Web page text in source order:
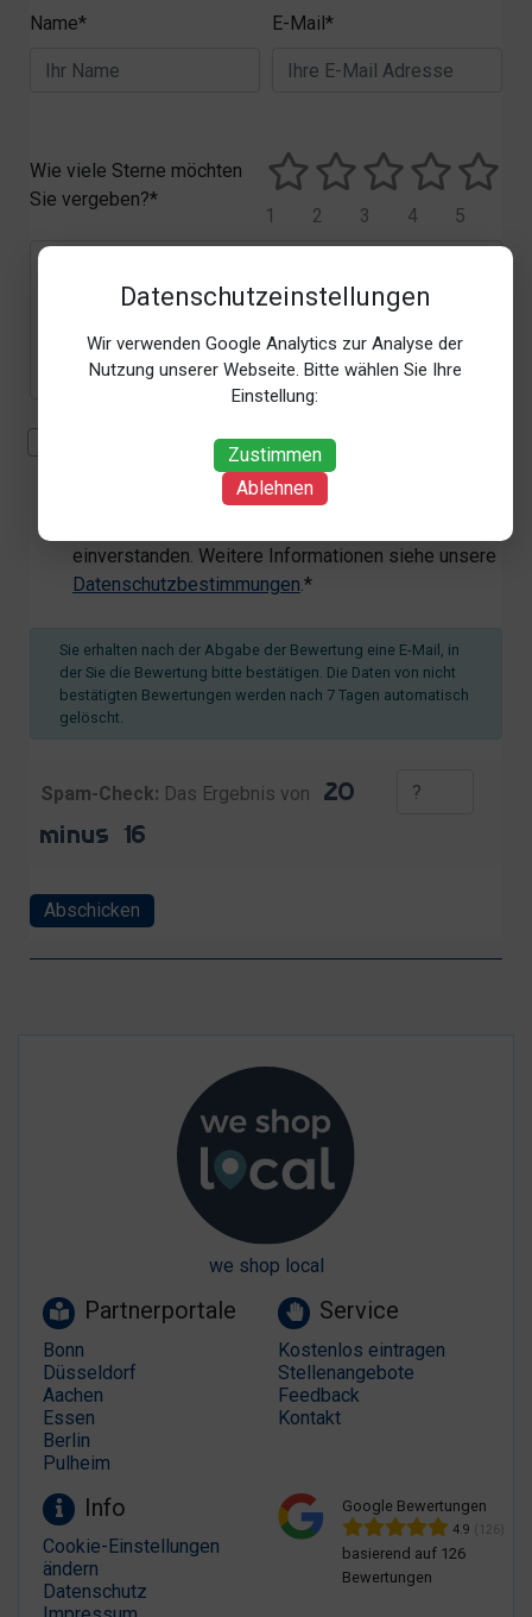
Datenschutzeinstellungen
Wir verwenden Google Analytics zur Analyse der
Nutzung unserer Webseite. Bitte wählen Sie Ihre
Einstellung:
Zustimmen
Ablehnen
Name* E-Mail*
Wie viele Sterne möchten
Sie vergeben?*
5
4
3
2
1
Mit der Erhebung, Verarbeitung und Nutzung meiner
personenbezogenen Daten (Angaben, Datum und
Uhrzeit der Bewertungsabgabe, Referrer-URL) zum
einverstanden. Weitere Informationen siehe unsere
Datenschutzbestimmungen.*
Sie erhalten nach der Abgabe der Bewertung eine E-Mail, in
der Sie die Bewertung bitte bestätigen. Die Daten von nicht
bestätigten Bewertungen werden nach 7 Tagen automatisch
gelöscht.
Spam-Check: Das Ergebnis von
Abschicken
we shop local
Partnerportale
Bonn
Düsseldorf
Aachen
Essen
Berlin
Pulheim
Service
Kostenlos eintragen
Stellenangebote
Feedback
Kontakt
Info
Cookie-Einstellungen
ändern
Datenschutz
Google Bewertungen
4.9 (126)
basierend auf 126
Bewertungen